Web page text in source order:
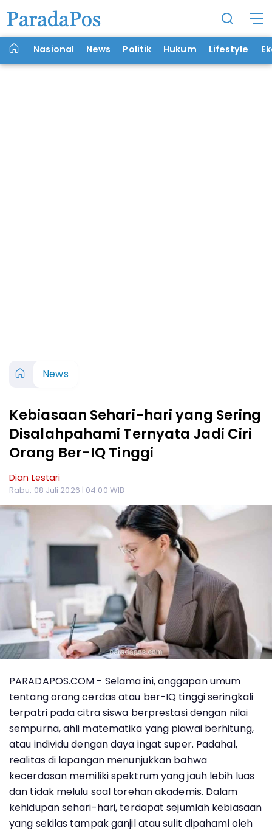
Nasional News Politik Hukum Lifestyle
News
Kebiasaan Sehari-hari yang Sering
Disalahpahami Ternyata Jadi Ciri
Orang Ber-IQ Tinggi
Dian Lestari
Rabu, 08 Juli 2026 | 04:00 WIB
PARADAPOS.COM - Selama ini, anggapan umum
tentang orang cerdas atau ber-IQ tinggi seringkali
terpatri pada citra siswa berprestasi dengan nilai
sempurna, ahli matematika yang piawai berhitung,
atau individu dengan daya ingat super. Padahal,
realitas di lapangan menunjukkan bahwa
kecerdasan memiliki spektrum yang jauh lebih luas
dan tidak melulu soal torehan akademis. Dalam
kehidupan sehari-hari, terdapat sejumlah kebiasaan
yang sekilas tampak ganjil atau sulit dipahami oleh